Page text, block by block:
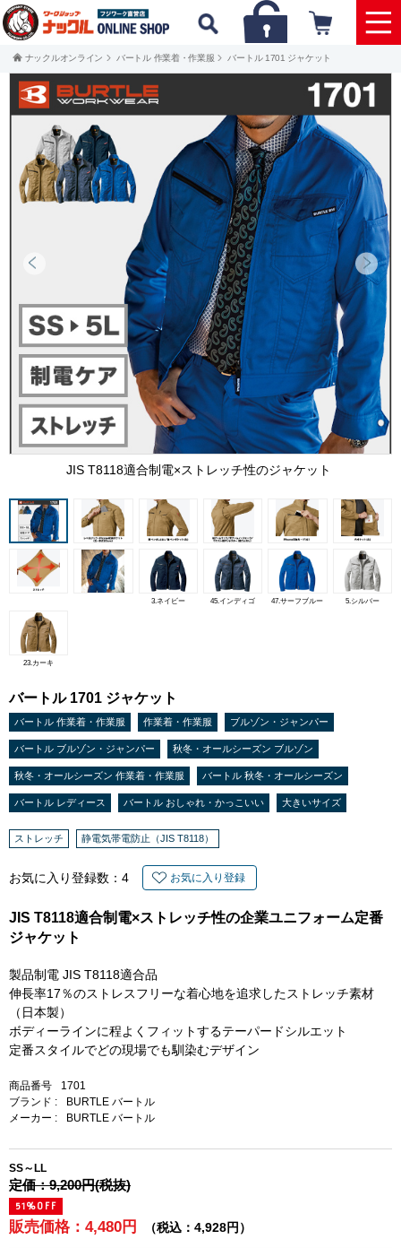
ナックルオンライン バートル 作業着・作業服 バートル 1701 ジャケット
JIS T8118適合制電×ストレッチ性のジャケット
3.ネイビー 45.インディゴ 47.サーフブルー 5.シルバー
23.カーキ
バートル 1701 ジャケット
バートル 作業着・作業服 作業着・作業服 ブルゾン・ジャンパー
バートル ブルゾン・ジャンパー 秋冬・オールシーズン ブルゾン
秋冬・オールシーズン 作業着・作業服 バートル 秋冬・オールシーズン
バートル レディース バートル おしゃれ・かっこいい 大きいサイズ
ストレッチ 静電気帯電防止（JIS T8118）
お気に入り登録数： 4 お気に入り登録
JIS T8118適合制電×ストレッチ性の企業ユニフォーム定番
ジャケット
製品制電 JIS T8118適合品
伸長率17％のストレスフリーな着心地を追求したストレッチ素材
（日本製）
ボディーラインに程よくフィットするテーパードシルエット
定番スタイルでどの現場でも馴染むデザイン
商品番号
1701
ブランド :
BURTLE バートル
メーカー :
BURTLE バートル
SS～LL
定価：9,200円(税抜)
51%OFF
販売価格：4,480円 （税込：4,928円）